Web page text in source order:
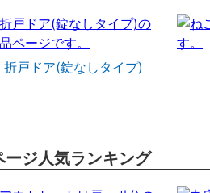
折戸ドア(錠なしタイプ)
ジ人気ランキング